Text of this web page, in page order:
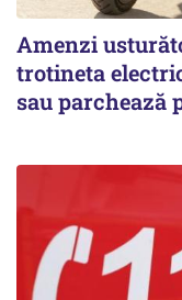
Amenzi
trotineta
sau parchează